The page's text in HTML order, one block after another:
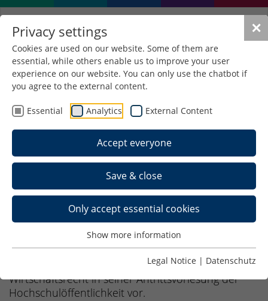
✕
Privacy settings
Cookies are used on our website. Some of them are
essential, while others enable us to improve your user
experience on our website. You can only use the chatbot if
you agree to the external content.
Essential Analytics External Content
Accept everyone
Save & close
Only accept essential cookies
Show more information
Legal Notice | Datenschutz
Antrittsvorlesung Prof. Dr.
Karsten Löw
29. October 2025 17:00-18:00
Traditionell ermöglicht die Hochschule
Schmalkalden den neu berufenen Professorinnen
und Professoren sich in einer ca. 25minütigen
Antrittsvorlesung den Studierenden,
Professor(inn)en und Mitarbeiter(inne)n der
Hochschule vorzustellen.
In der Veranstaltung am 29. Oktober 2025 stellt
sich Prof. Dr. Karsten Löw aus der Fakultät
Wirtschaftsrecht in seiner Antrittsvorlesung der
Hochschulöffentlichkeit vor.